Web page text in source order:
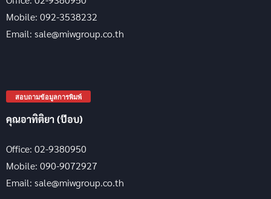
Mobile: 092-3538232
Email: sale@miwgroup.co.th
สอบถามข้อมูลการพิมพ์
คุณอาทิติยา (ป๊อบ)
Office: 02-9380950
Mobile: 090-9072927
Email: sale@miwgroup.co.th